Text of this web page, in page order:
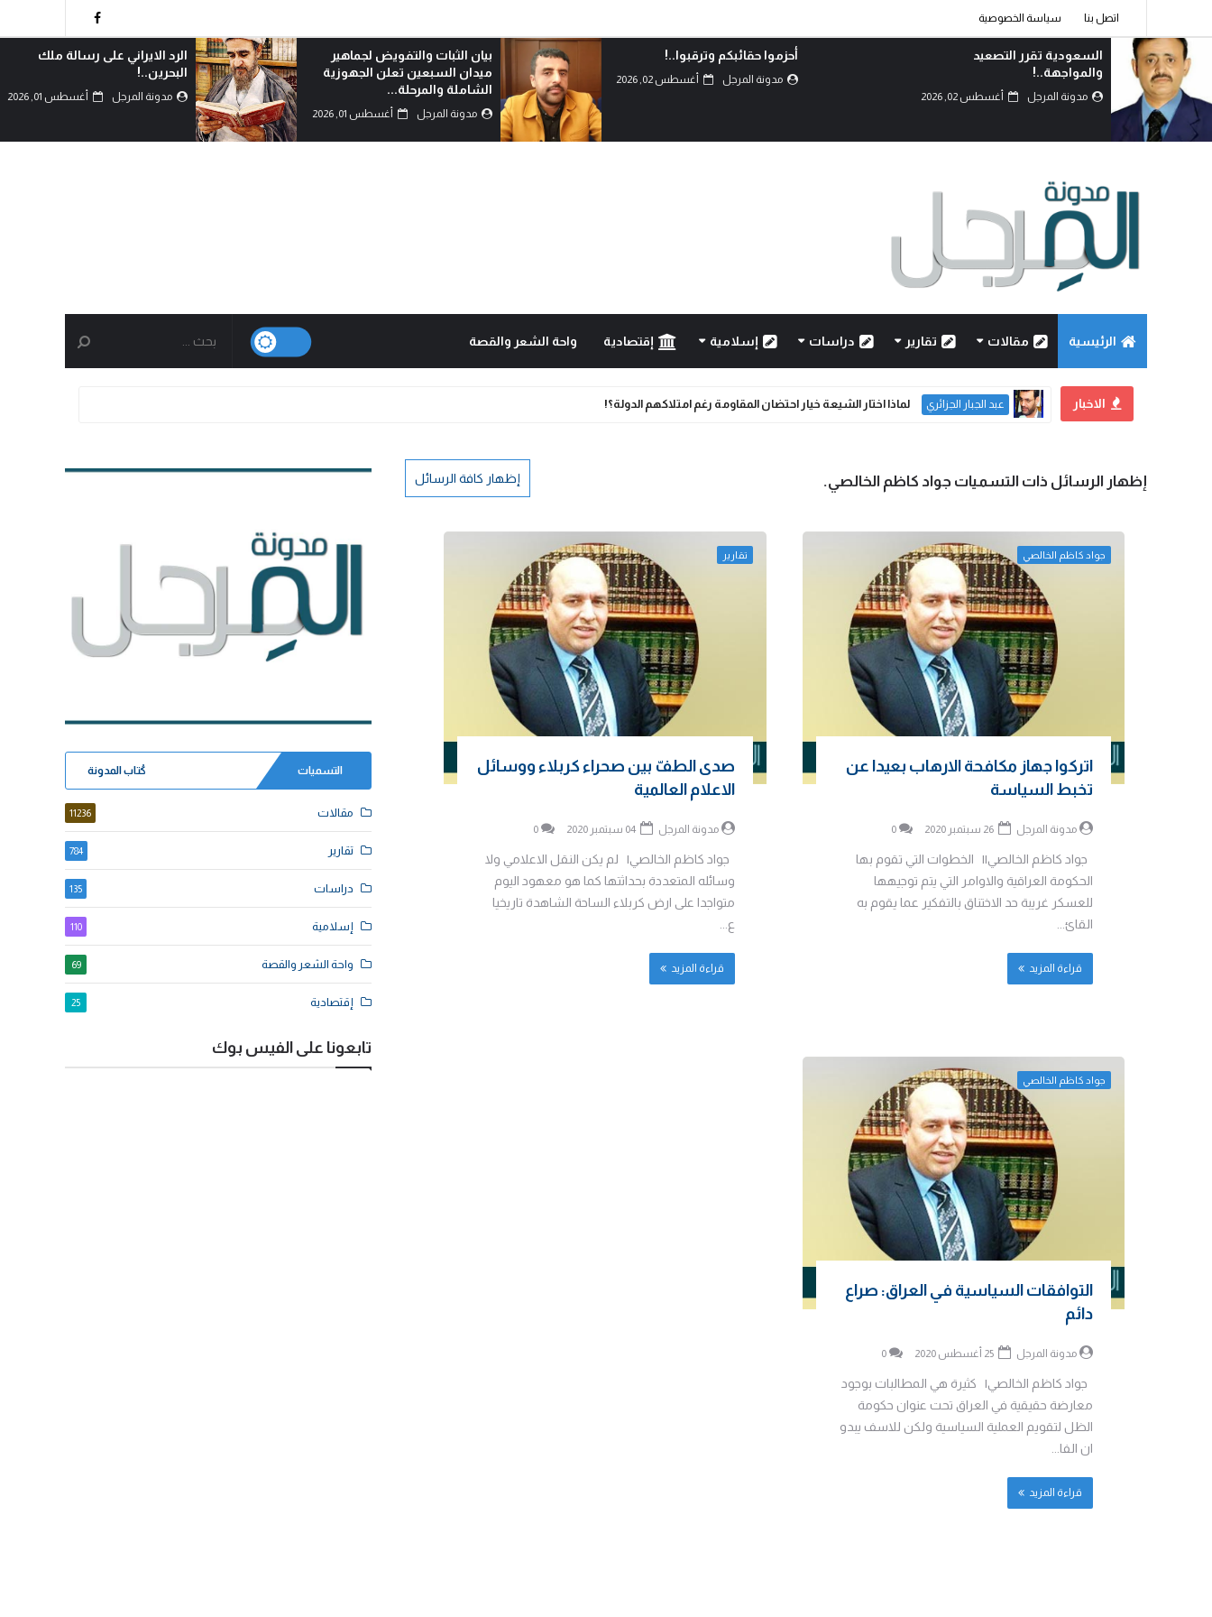
اتصل بنا سياسة الخصوصية
السعودية تقرر التصعيد
والمواجهة..!
مدونة المرجل أغسطس 02, 2026
أحزموا حقائبكم وترقبوا..!
مدونة المرجل أغسطس 02, 2026
بيان الثبات والتفويض لجماهير
ميدان السبعين تعلن الجهوزية
الشاملة والمرحلة...
مدونة المرجل أغسطس 01, 2026
الرد الايراني على رسالة ملك
البحرين..!
مدونة المرجل أغسطس 01, 2026
الرئيسية مقالات تقارير دراسات إسلامية إقتصادية واحة الشعر والقصة
الاخبار عبد الجبار الجزائري لماذا اختار الشيعة خيار احتضان المقاومة رغم امتلاكهم الدولة؟!
‏إظهار الرسائل ذات التسميات جواد كاظم الخالصي. إظهار كافة الرسائل
جواد كاظم الخالصي
اتركوا جهاز مكافحة الارهاب بعيدا عن
تخبط السياسة
مدونة المرجل 0
جواد كاظم الخالصي|| الخطوات التي تقوم بها
الحكومة العراقية والاوامر التي يتم توجيهها
للعسكر غريبة حد الاختناق بالتفكير عما يقوم به
القائ...
قراءة المزيد
تقارير
صدى الطفّ بين صحراء كربلاء ووسائل
الاعلام العالمية
مدونة المرجل 04 سبتمبر 2020 0
جواد كاظم الخالصي| لم يكن النقل الاعلامي ولا
وسائله المتعددة بحداثتها كما هو معهود اليوم
متواجدا على ارض كربلاء الساحة الشاهدة تاريخيا
ع...
قراءة المزيد
جواد كاظم الخالصي
التوافقات السياسية في العراق: صراع
دائم
مدونة المرجل 0
جواد كاظم الخالصي| كثيرة هي المطالبات بوجود
معارضة حقيقية في العراق تحت عنوان حكومة
الظل لتقويم العملية السياسية ولكن للاسف يبدو
ان الفا...
قراءة المزيد
التسميات كُتاب المدونة
مقالات 11236
تقارير 784
دراسات 135
إسلامية 110
واحة الشعر والقصة 69
إقتصادية 25
تابعونا على الفيس بوك